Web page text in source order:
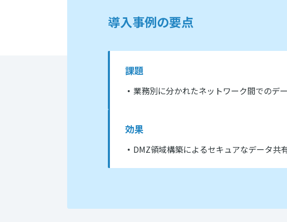
導入事例の要点
課題
業務別に分かれたネットワーク間でのデ
効果
DMZ領域構築によるセキュアなデータ共